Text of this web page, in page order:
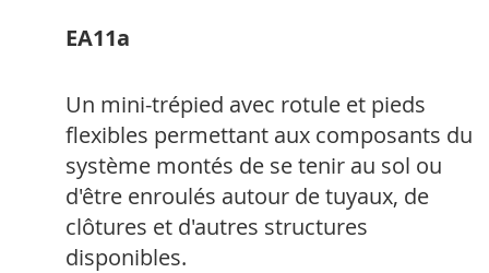
Un mini-trépied avec rotule et pieds
flexibles permettant aux composants du
système montés de se tenir au sol ou
d'être enroulés autour de tuyaux, de
clôtures et d'autres structures
disponibles.
EA11a